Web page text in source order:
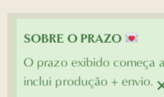
SOBRE O PRAZO
O prazo exibido começa
inclui produção + envio.